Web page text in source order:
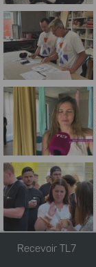
Recevoir TL7